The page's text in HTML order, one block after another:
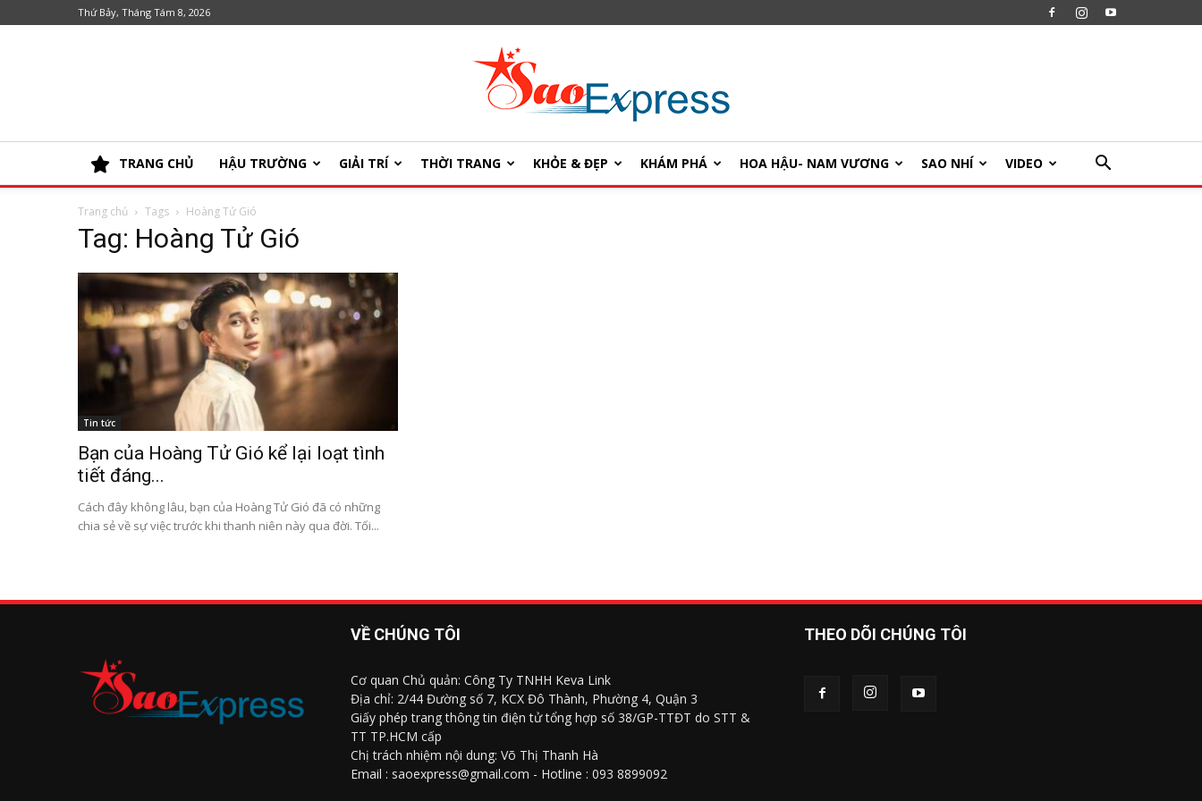
Thứ Bảy, Tháng Tám 8, 2026
SaoExpress
TRANG CHỦ HẬU TRƯỜNG GIẢI TRÍ THỜI TRANG KHỎE & ĐẸP KHÁM PHÁ HOA HẬU- NAM VƯƠNG SAO NHÍ VIDEO
Trang chủ Tags Hoàng Tử Gió
Tag: Hoàng Tử Gió
Tin tức
Bạn của Hoàng Tử Gió kể lại loạt tình
tiết đáng...
Cách đây không lâu, bạn của Hoàng Tử Gió đã có những
chia sẻ về sự việc trước khi thanh niên này qua đời. Tối...
VỀ CHÚNG TÔI
Cơ quan Chủ quản: Công Ty TNHH Keva Link
Địa chỉ: 2/44 Đường số 7, KCX Đô Thành, Phường 4, Quận 3
Giấy phép trang thông tin điện tử tổng hợp số 38/GP-TTĐT do STT &
TT TP.HCM cấp
Chị trách nhiệm nội dung: Võ Thị Thanh Hà
Email : saoexpress@gmail.com - Hotline : 093 8899092
THEO DÕI CHÚNG TÔI